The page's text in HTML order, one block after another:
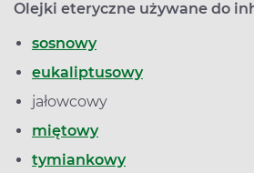
Olejki eteryczne używane do
sosnowy
eukaliptusowy
jałowcowy
miętowy
tymiankowy